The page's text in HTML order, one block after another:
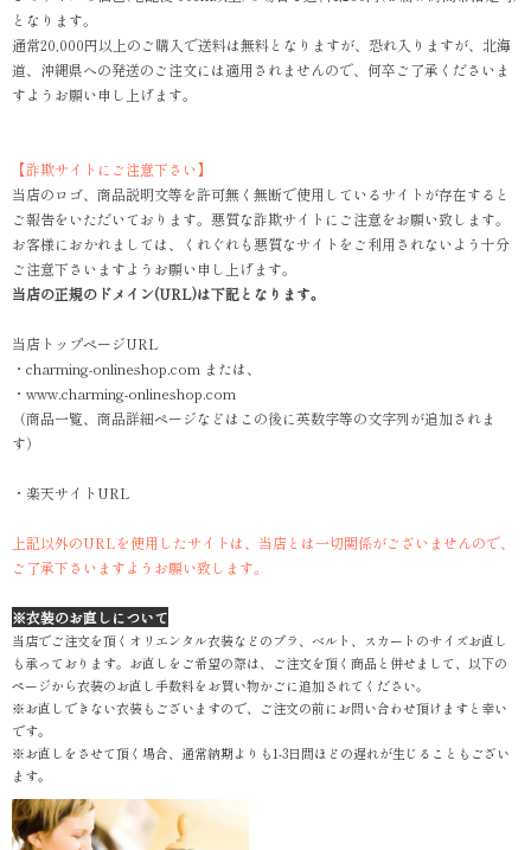
となります。
通常20,000円以上のご購入で送料は無料となりますが、恐れ入りますが、北海
道、沖縄県への発送のご注文には適用されませんので、何卒ご了承くださいま
すようお願い申し上げます。
【詐欺サイトにご注意下さい】
当店のロゴ、商品説明文等を許可無く無断で使用しているサイトが存在すると
ご報告をいただいております。悪質な詐欺サイトにご注意をお願い致します。
お客様におかれましては、くれぐれも悪質なサイトをご利用されないよう十分
ご注意下さいますようお願い申し上げます。
当店の正規のドメイン(URL)は下記となります。
当店トップページURL
・charming-onlineshop.com または、
・www.charming-onlineshop.com
（商品一覧、商品詳細ページなどはこの後に英数字等の文字列が追加されま
す）
・楽天サイトURL
上記以外のURLを使用したサイトは、当店とは一切関係がございませんので、
ご了承下さいますようお願い致します。
※衣装のお直しについて
当店でご注文を頂くオリエンタル衣装などのブラ、ベルト、スカートのサイズお直し
も承っております。お直しをご希望の際は、ご注文を頂く商品と併せまして、以下の
ページから衣装のお直し手数料をお買い物かごに追加されてください。
※お直しできない衣装もございますので、ご注文の前にお問い合わせ頂けますと幸い
です。
※お直しをさせて頂く場合、通常納期よりも1-3日間ほどの遅れが生じることもござい
ます。